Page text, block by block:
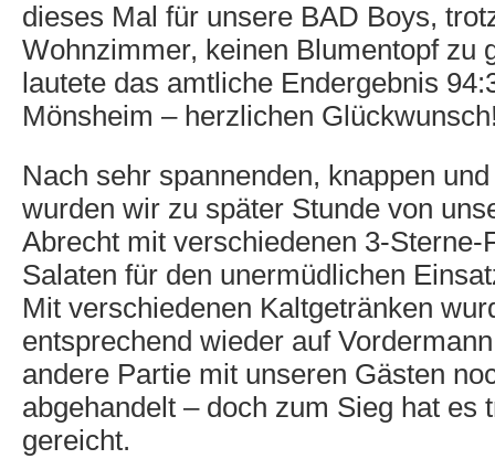
dieses Mal für unsere BAD Boys,
Wohnzimmer, keinen Blumentopf zu
lautete das amtliche Endergebnis
Mönsheim – herzlichen
Nach sehr spannenden, knappen
wurden wir zu später Stunde von
Abrecht mit verschiedenen 3-
Salaten für den unermüdlichen
Mit verschiedenen Kaltgetränken
entsprechend wieder auf
andere Partie mit unseren Gästen
abgehandelt – doch zum Sieg hat es
gereicht.